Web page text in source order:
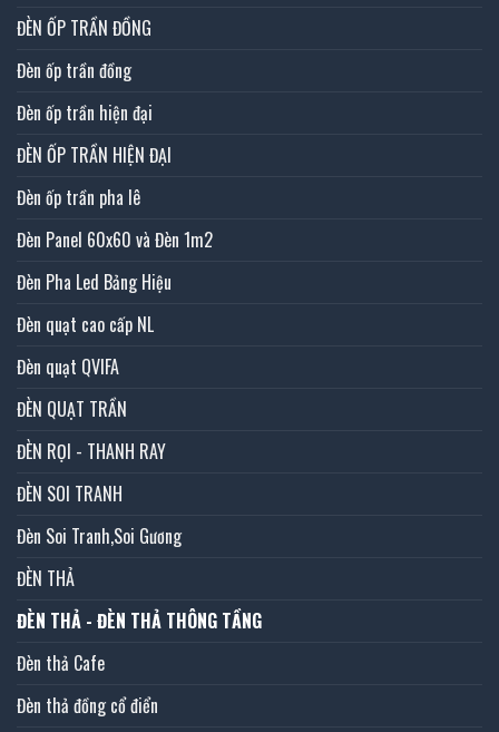
ĐÈN ỐP TRẦN ĐỒNG
Đèn ốp trần đồng
Đèn ốp trần hiện đại
ĐÈN ỐP TRẦN HIỆN ĐẠI
Đèn ốp trần pha lê
Đèn Panel 60x60 và Đèn 1m2
Đèn Pha Led Bảng Hiệu
Đèn quạt cao cấp NL
Đèn quạt QVIFA
ĐÈN QUẠT TRẦN
ĐÈN RỌI - THANH RAY
ĐÈN SOI TRANH
Đèn Soi Tranh,Soi Gương
ĐÈN THẢ
ĐÈN THẢ - ĐÈN THẢ THÔNG TẦNG
Đèn thả Cafe
Đèn thả đồng cổ điển